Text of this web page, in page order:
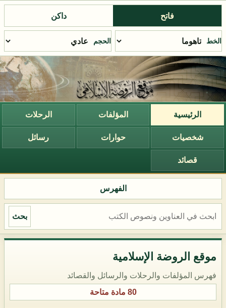
فاتح داكن
الخط الحجم
الرئيسية المؤلفات الرحلات
شخصيات حوارات رسائل
قصائد
الفهرس
بحث
موقع الروضة الإسلامية
فهرس المؤلفات والرحلات والرسائل والقصائد
80 مادة متاحة